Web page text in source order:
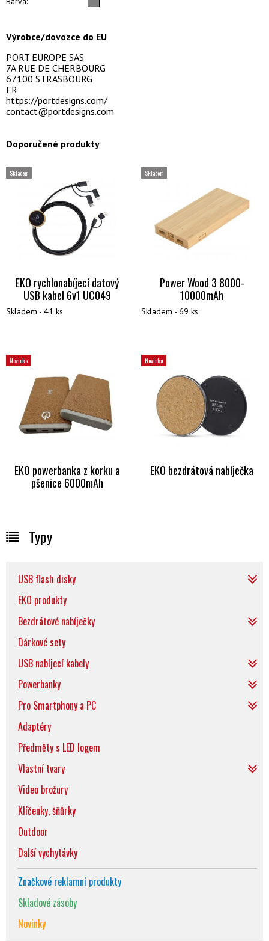
Výrobce/dovozce do EU
PORT EUROPE SAS
7A RUE DE CHERBOURG
67100 STRASBOURG
FR
https://portdesigns.com/
contact@portdesigns.com
Doporučené produkty
Skladem
EKO rychlonabíjecí datový
USB kabel 6v1 UC049
Skladem - 41 ks
Skladem
Power Wood 3 8000-
10000mAh
Skladem - 69 ks
Novinka
EKO powerbanka z korku a
pšenice 6000mAh
Novinka
EKO bezdrátová nabíječka
Typy
USB flash disky
EKO produkty
Bezdrátové nabíječky
Dárkové sety
USB nabíjecí kabely
Powerbanky
Pro Smartphony a PC
Adaptéry
Předměty s LED logem
Vlastní tvary
Video brožury
Klíčenky, šňůrky
Outdoor
Další vychytávky
Značkové reklamní produkty
Skladové zásoby
Novinky